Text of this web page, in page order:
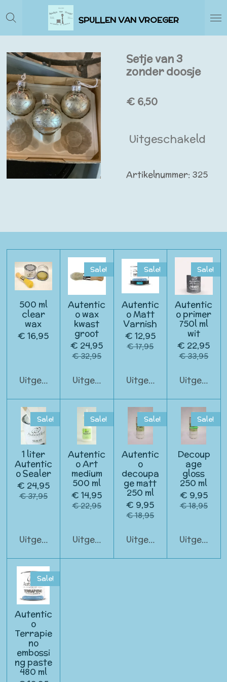
Ga
direct
naar
hoofdinhoud
SPULLEN VAN VROEGER
Setje van 3
zonder doosje
€ 6,50
Uitgeschakeld
Artikelnummer: 325
500 ml
clear
wax
€ 16,95
Uitgeschakeld
Sale!
Autentic
o wax
kwast
groot
€ 24,95
€ 32,95
Uitgeschakeld
Sale!
Autentic
o Matt
Varnish
€ 12,95
€ 17,95
Uitgeschakeld
Sale!
Autentic
o primer
750l ml
wit
€ 22,95
€ 33,95
Sale!
1 liter
Autentic
o Sealer
€ 24,95
€ 37,95
Uitgeschakeld
Sale!
Autentic
o Art
medium
500 ml
€ 14,95
€ 22,95
Uitgeschakeld
Sale!
Autentic
o
decoupa
ge matt
250 ml
€ 9,95
€ 18,95
Uitgeschakeld
Sale!
Decoup
age
gloss
250 ml
€ 9,95
€ 18,95
Sale!
Autentic
o
Terrapie
no
embossi
ng paste
480 ml